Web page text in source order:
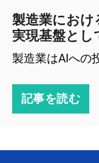
製造業にお
実現基盤とし
製造業はAIへの
記事を読む